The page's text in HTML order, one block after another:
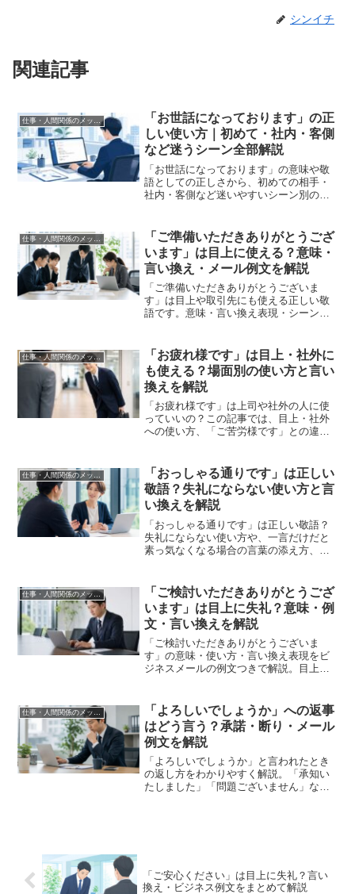
シンイチ
関連記事
「お世話になっております」の正
しい使い方｜初めて・社内・客側
など迷うシーン全部解説
「お世話になっております」の意味や敬
語としての正しさから、初めての相手・
社内・客側など迷いやすいシーン別の使
「ご準備いただきありがとうござ
います」は目上に使える？意味・
言い換え・メール例文を解説
「ご準備いただきありがとうございま
す」は目上や取引先にも使える正しい敬
語です。意味・言い換え表現・シーン別
仕事・人間関係のメッセージ
「お疲れ様です」は目上・社外に
も使える？場面別の使い方と言い
換えを解説
「お疲れ様です」は上司や社外の人に使
っていいの？この記事では、目上・社外
への使い方、「ご苦労様です」との違
たときにもすぐ使える内容です。
仕事・人間関係のメッセージ
「おっしゃる通りです」は正しい
敬語？失礼にならない使い方と言
い換えを解説
「おっしゃる通りです」は正しい敬語？
失礼にならない使い方や、一言だけだと
素っ気なくなる場合の言葉の添え方、丁
仕事・人間関係のメッセージ
「ご検討いただきありがとうござ
います」は目上に失礼？意味・例
文・言い換えを解説
「ご検討いただきありがとうございま
す」の意味・使い方・言い換え表現をビ
ジネスメールの例文つきで解説。目上へ
仕事・人間関係のメッセージ
「よろしいでしょうか」への返事
はどう言う？承諾・断り・メール
例文を解説
「よろしいでしょうか」と言われたとき
の返し方をわかりやすく解説。「承知い
たしました」「問題ございません」など
「ご安心ください」は目上に失礼？言い
換え・ビジネス例文をまとめて解説